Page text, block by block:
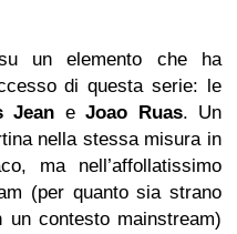
un elemento che ha
di questa serie: le
Jean eJoao Ruas. Un
nella stessa misura in
ma nell’affollatissimo
(per quanto sia strano
contesto mainstream)